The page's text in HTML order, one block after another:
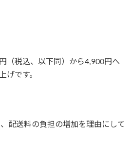
（税込、以下同）から4,900円へ
げです。
配送料の負担の増加を理由にして